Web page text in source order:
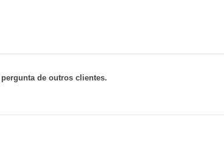
de outros clientes.